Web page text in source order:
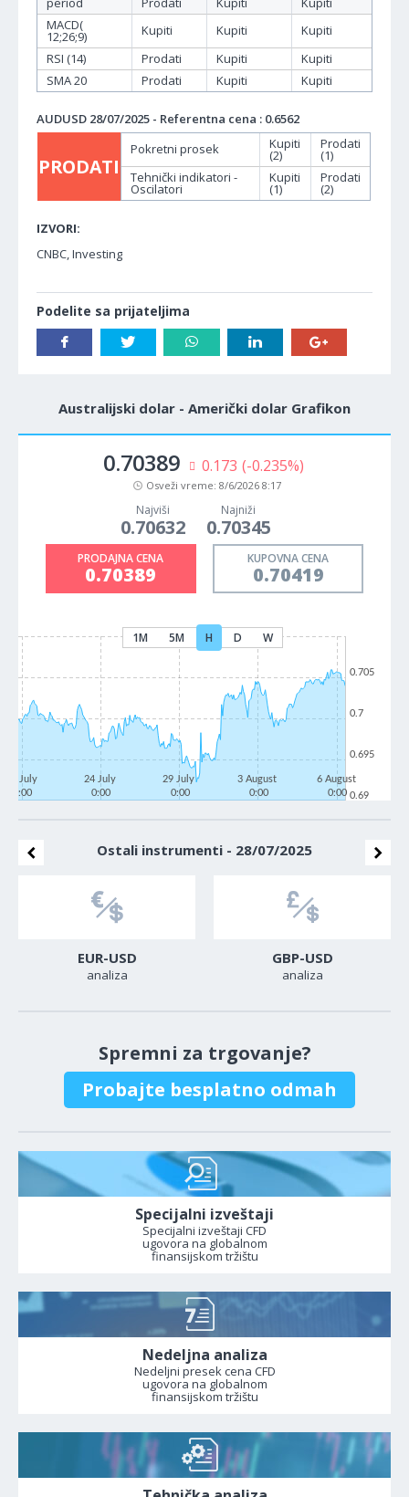
MACD(
12;26;9) Kupiti Kupiti
Kupiti
RSI (14)
Prodati Kupiti
Kupiti
SMA 20
Prodati Kupiti Kupiti
AUDUSD 28/07/2025 - Referentna cena : 0.6562
PRODATI
Pokretni prosek Kupiti
(2)
Prodati
(1)
Tehnički indikatori -
Oscilatori
Kupiti
(1)
Prodati
(2)
IZVORI:
CNBC, Investing
Podelite sa prijateljima
Australijski dolar - Američki dolar Grafikon
0.70389 0.173 (-0.235%)
Osveži vreme: 8/6/2026 8:17
Najviši
0.70632
Najniži
0.70345
PRODAJNA CENA
0.70389
KUPOVNA CENA
0.70419
1M 5M H D W
21 July
0:00
24 July
0:00
29 July
0:00
3 August
0:00
6 August
0:00 0.69
0.695
0.7
0.705
Ostali instrumenti - 28/07/2025
EUR-USD
analiza
GBP-USD
analiza
Spremni za trgovanje?
Probajte besplatno odmah
Specijalni izveštaji
Specijalni izveštaji CFD
ugovora na globalnom
finansijskom tržištu
Nedeljna analiza
Nedeljni presek cena CFD
ugovora na globalnom
finansijskom tržištu